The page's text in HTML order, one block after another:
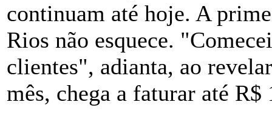
continuam até hoje. A
Rios não esquece.
clientes", adianta, ao
mês, chega a faturar até